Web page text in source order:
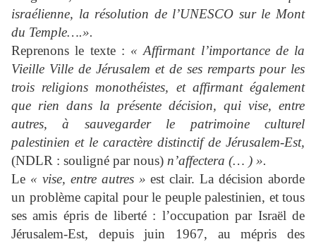
israélienne, la résolution de l’UNESCO sur le Mont
du Temple….».
Reprenons le texte : « Affirmant l’importance de la
Vieille Ville de Jérusalem et de ses remparts pour les
trois religions monothéistes, et affirmant également
que rien dans la présente décision, qui vise, entre
autres, à sauvegarder le patrimoine culturel
palestinien et le caractère distinctif de Jérusalem-Est,
(NDLR : souligné par nous) n’affectera (… ) ».
Le « vise, entre autres »est clair. La décision aborde
un problème capital pour le peuple palestinien, et tous
ses amis épris de liberté : l’occupation par Israël de
Jérusalem-Est, depuis juin 1967, au mépris des